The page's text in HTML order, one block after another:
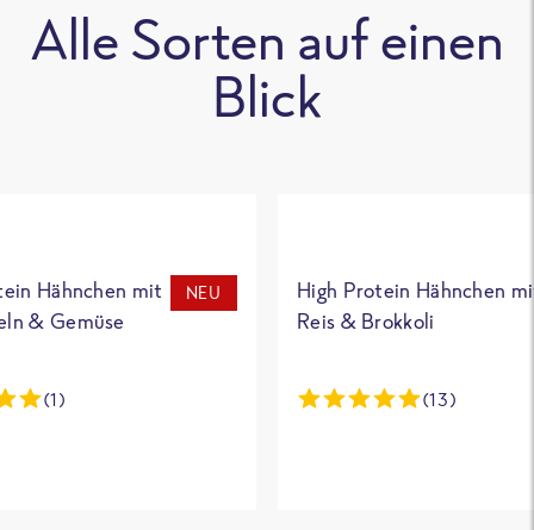
Alle Sorten auf einen
Blick
Hähnchen mit
& Gemüse
NEU
(1)
High Protein Hähnchen
Reis & Brokkoli
(13)